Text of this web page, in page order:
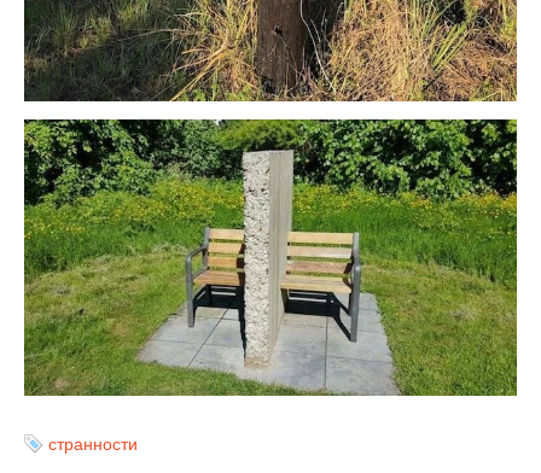
странности